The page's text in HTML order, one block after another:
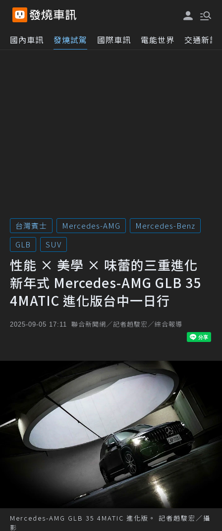
國內車訊 發燒試駕 國際車訊 電能世界 交通新訊
台灣賓士 Mercedes-AMG
Mercedes-Benz
GLB
SUV
性能 × 美學 × 味蕾的三重進化
新年式 Mercedes-AMG GLB 35
4MATIC 進化版台中一日行
2025-09-05 17:11 聯合新聞網／記者趙駿宏／綜合報導
Mercedes-AMG GLB 35 4MATIC 進化版。 記者趙駿宏／攝
影